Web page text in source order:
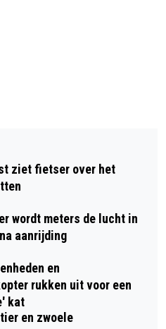
OP
SEKSUEELVOOR THE
2023
ziet fietser over het
wordt meters de lucht in
aanrijding
en
rukken uit voor een
kat
en zwoele